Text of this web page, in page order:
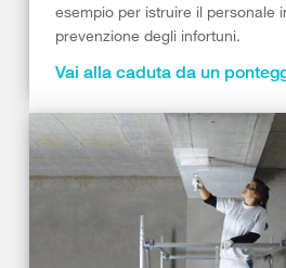
esempio per istruire il personale
prevenzione degli infortuni.
Vai alla caduta da un